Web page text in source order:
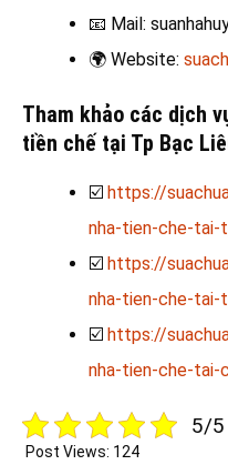
📧 Mail:
🌍 Website:
Tham khảo các dịch
tiền chế tại Tp Bạc
☑️ https://
nha-tien-che-tai-
☑️ https://
nha-tien-che-tai-
☑️ https://
nha-tien-che-tai-
5/5
Post Views: 124